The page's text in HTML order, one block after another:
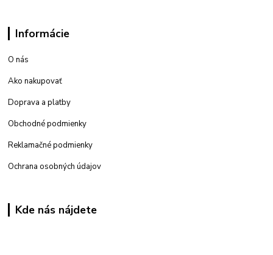
Informácie
O nás
Ako nakupovať
Doprava a platby
Obchodné podmienky
Reklamačné podmienky
Ochrana osobných údajov
Kde nás nájdete